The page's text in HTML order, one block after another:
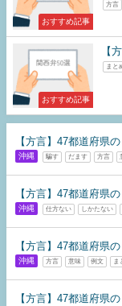
おすすめ記事
方言
おすすめ記事
【
まと
【方言】47都道府県
沖縄 騙す だます 方言
【方言】47都道府県
沖縄 仕方ない しかたない
【方言】47都道府県
沖縄 方言 意味 例文 ま
【方言】47都道府県